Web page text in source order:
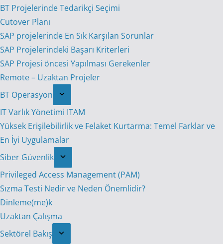
BT Projelerinde Tedarikçi Seçimi
Cutover Planı
SAP projelerinde En Sık Karşılan Sorunlar
SAP Projelerindeki Başarı Kriterleri
SAP Projesi öncesi Yapılması Gerekenler
Remote – Uzaktan Projeler
BT Operasyon
IT Varlık Yönetimi ITAM
Yüksek Erişilebilirlik ve Felaket Kurtarma: Temel Farklar ve
En İyi Uygulamalar
Siber Güvenlik
Privileged Access Management (PAM)
Sızma Testi Nedir ve Neden Önemlidir?
Dinleme(me)k
Uzaktan Çalışma
Sektörel Bakış